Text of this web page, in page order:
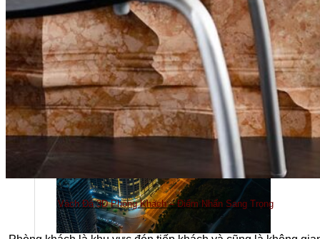
Kiến tạo
Vách Đá 3D Phòng Khách – Điểm Nhấn Sang Trọng